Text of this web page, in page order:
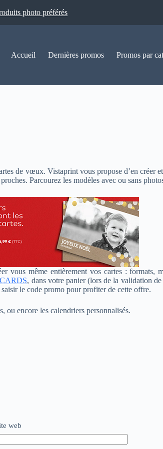
photo préférés
Accueil Dernières promos Promos par
de vœux. Vistaprint vous propose d’en créer
Parcourez les modèles avec ou sans
vous même entièrement vos cartes :
, dans votre panier (lors de la validation
le code promo pour profiter de cette offre.
ou encore les calendriers personnalisés.
web